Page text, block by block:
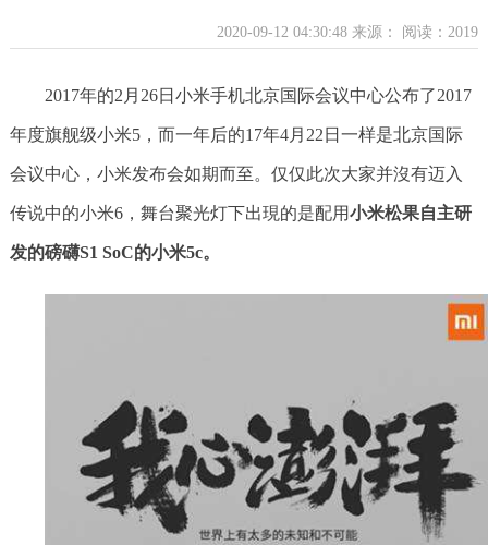
2020-09-12 04:30:48 来源： 阅读：2019
2017年的2月26日小米手机北京国际会议中心公布了2017
年度旗舰级小米5，而一年后的17年4月22日一样是北京国际
会议中心，小米发布会如期而至。仅仅此次大家并沒有迈入
传说中的小米6，舞台聚光灯下出現的是配用小米松果自主研
发的磅礴S1 SoC的小米5c。